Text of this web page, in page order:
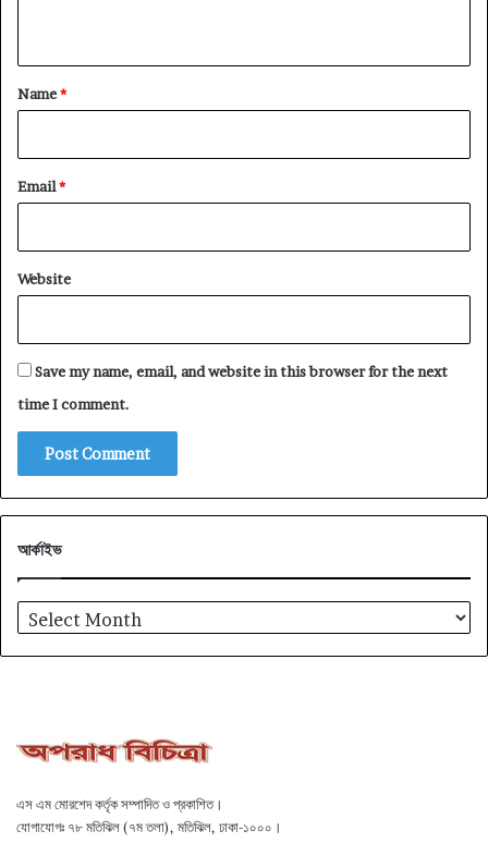
*
Name*
Email*
Website
Save my name, email, and website in this browser for the next
time I comment.
আর্কাইভ
আর্কাইভ
এস এম মোরশেদ কর্তৃক সম্পাদিত ও প্রকাশিত।
যোগাযোগঃ ৭৮ মতিঝিল (৭ম তলা), মতিঝিল, ঢাকা-১০০০।